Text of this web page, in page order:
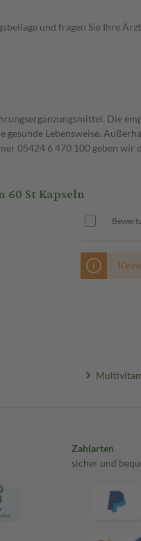
und fragen Sie Ihre
Die
gesunde Lebensweise.
05424 6 470 100 geben
St Kapseln
Zahlarten
sicher und